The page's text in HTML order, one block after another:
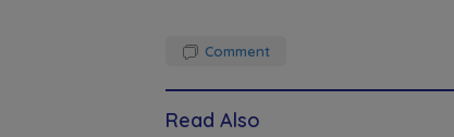
Comment
Read Also